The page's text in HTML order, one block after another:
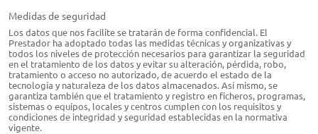
Medidas de seguridad
Los datos que nos facilite se tratarán de forma confidencial. El
Prestador ha adoptado todas las medidas técnicas y organizativas y
todos los niveles de protección necesarios para garantizar la seguridad
en el tratamiento de los datos y evitar su alteración, pérdida, robo,
tratamiento o acceso no autorizado, de acuerdo el estado de la
tecnología y naturaleza de los datos almacenados. Así mismo, se
garantiza también que el tratamiento y registro en ficheros, programas,
sistemas o equipos, locales y centros cumplen con los requisitos y
condiciones de integridad y seguridad establecidas en la normativa
vigente.